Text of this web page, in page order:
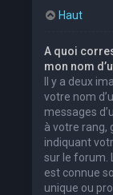
Haut
A quoi
mon nom
Il y a deux
votre nom
messages
à votre rang,
indiquant
sur le forum.
est connue
unique ou